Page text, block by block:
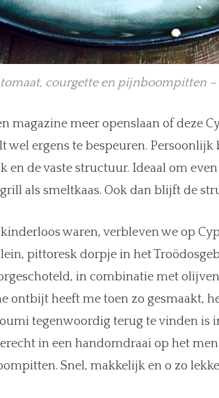
courgette en pijnboompitten
magazine meer openslaan of deze
wel ergens te bespeuren. Persoonlijk
en de vaste structuur. Ideaal om
als smeltkaas. Ook dan blijft de
waren, verbleven we op
pittoresk dorpje in het
in combinatie met
ontbijt heeft me toen zo gesmaakt,
tegenwoordig terug te vinden is
in een handomdraai op het
Snel, makkelijk en o zo